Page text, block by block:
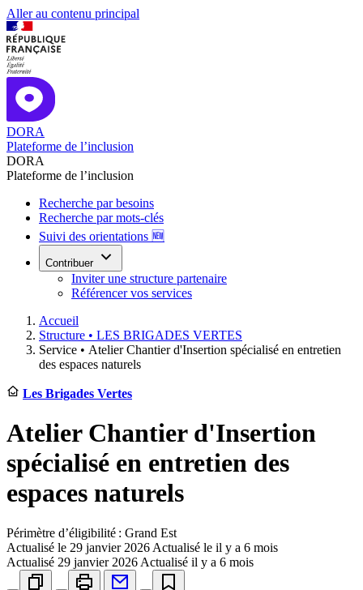
Aller au contenu principal
DORA
Plateforme de l’inclusion
DORA
Plateforme de l’inclusion
Recherche par besoins
Recherche par mots-clés
Suivi des orientations 🆕
Contribuer
Inviter une structure partenaire
Référencer vos services
Accueil
Structure • LES BRIGADES VERTES
Service • Atelier Chantier d'Insertion spécialisé en entretien
des espaces naturels
Les Brigades Vertes
Atelier Chantier d'Insertion
spécialisé en entretien des
espaces naturels
Périmètre d’éligibilité : Grand Est
Actualisé le 29 janvier 2026 Actualisé le il y a 6 mois
Actualisé 29 janvier 2026 Actualisé il y a 6 mois